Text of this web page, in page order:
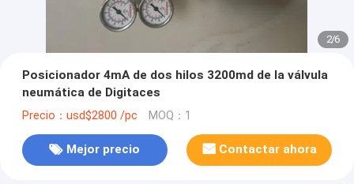
2/6
Posicionador 4mA de dos hilos 3200md de la válvula
neumática de Digitaces
Precio：usd$2800 /pc MOQ：1
Mejor precio Contactar ahora